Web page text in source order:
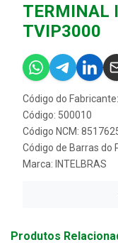
TERMINAL
TVIP3000
Código do
Código: 500010
Código NCM:
Código de Barras do
Marca: INTELBRAS
Produtos